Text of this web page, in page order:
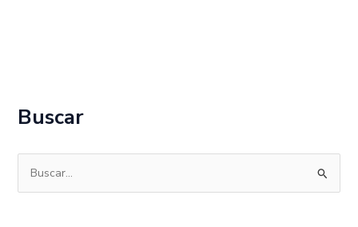
Buscar
u